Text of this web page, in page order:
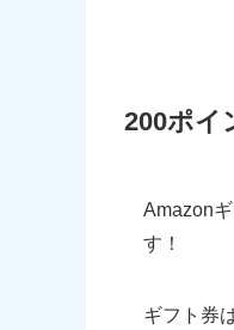
200ポイ
Amazon
す！
ギフト券